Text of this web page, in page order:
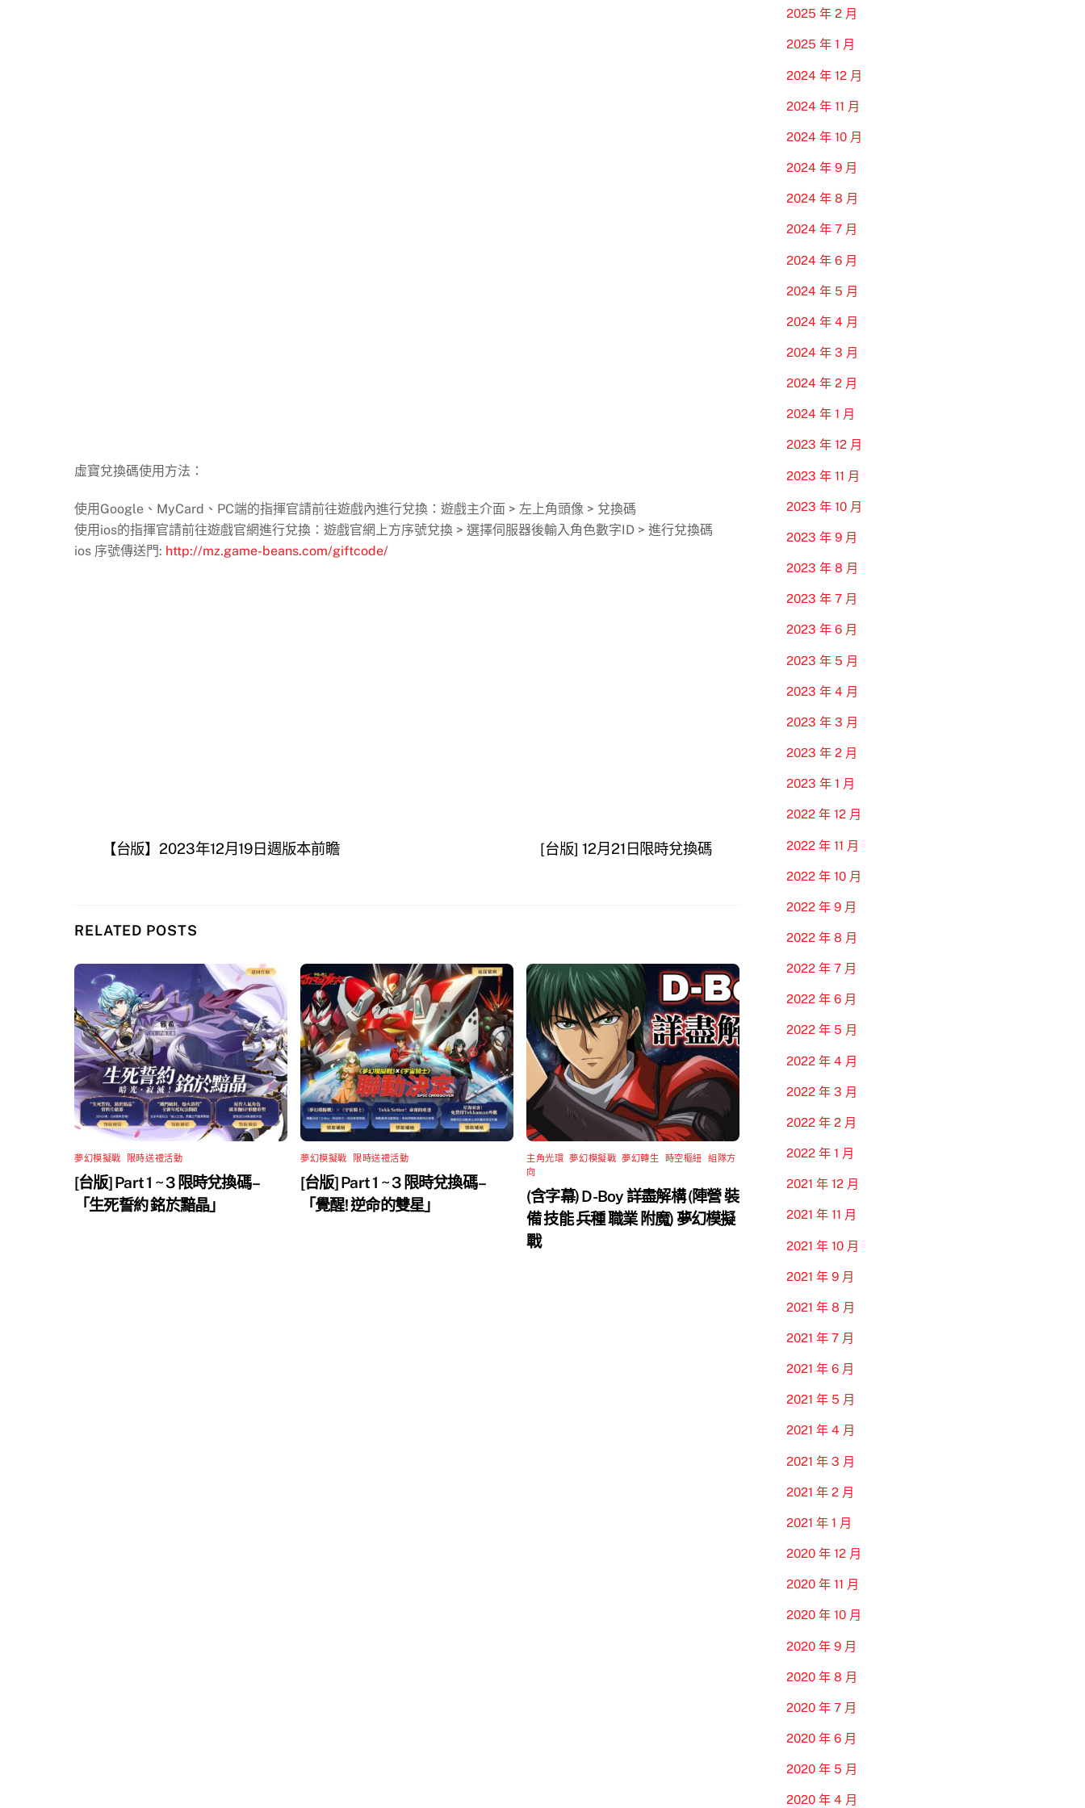
虛寶兌換碼使用方法：
使用Google、MyCard、PC端的指揮官請前往遊戲內進行兌換：遊戲主介面 > 左上角頭像 > 兌換碼
使用ios的指揮官請前往遊戲官網進行兌換：遊戲官網上方序號兌換 > 選擇伺服器後輸入角色數字ID > 進行兌換碼
ios 序號傳送門: http://mz.game-beans.com/giftcode/
【台版】2023年12月19日週版本前瞻 [台版] 12月21日限時兌換碼
RELATED POSTS
夢幻模擬戰 限時送禮活動
[台版] Part 1 ~ 3 限時兌換碼 –
「生死誓約 銘於黯晶」
夢幻模擬戰 限時送禮活動
[台版] Part 1 ~ 3 限時兌換碼 –
「覺醒! 逆命的雙星」
主角光環 ,夢幻模擬戰 ,夢幻轉生 時空樞紐 ,組隊方
向
(含字幕) D-Boy 詳盡解構 (陣營 裝
備 技能 兵種 職業 附魔) 夢幻模擬
戰
2025 年 2 月
2025 年 1 月
2024 年 12 月
2024 年 11 月
2024 年 10 月
2024 年 9 月
2024 年 8 月
2024 年 7 月
2024 年 6 月
2024 年 5 月
2024 年 4 月
2024 年 3 月
2024 年 2 月
2024 年 1 月
2023 年 12 月
2023 年 11 月
2023 年 10 月
2023 年 9 月
2023 年 8 月
2023 年 7 月
2023 年 6 月
2023 年 5 月
2023 年 4 月
2023 年 3 月
2023 年 2 月
2023 年 1 月
2022 年 12 月
2022 年 11 月
2022 年 10 月
2022 年 9 月
2022 年 8 月
2022 年 7 月
2022 年 6 月
2022 年 5 月
2022 年 4 月
2022 年 3 月
2022 年 2 月
2022 年 1 月
2021 年 12 月
2021 年 11 月
2021 年 10 月
2021 年 9 月
2021 年 8 月
2021 年 7 月
2021 年 6 月
2021 年 5 月
2021 年 4 月
2021 年 3 月
2021 年 2 月
2021 年 1 月
2020 年 12 月
2020 年 11 月
2020 年 10 月
2020 年 9 月
2020 年 8 月
2020 年 7 月
2020 年 6 月
2020 年 5 月
2020 年 4 月